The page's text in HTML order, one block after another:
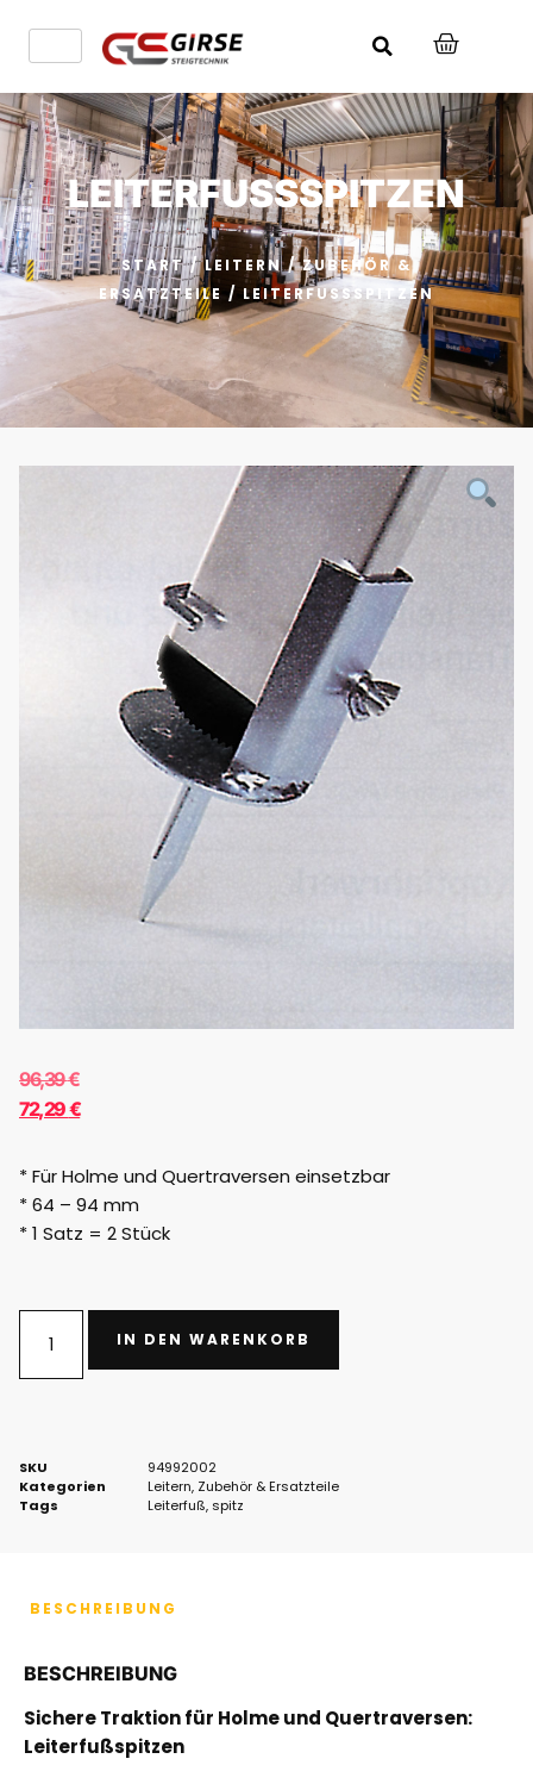
LEITERFUSSSPITZEN
START/LEITERN/ZUBEHÖR &
ERSATZTEILE / LEITERFUSSSPITZEN
96,39€
72,29€
* Für Holme und Quertraversen einsetzbar
* 64 – 94 mm
* 1 Satz = 2 Stück
IN DEN WARENKORB
SKU
94992002
Kategorien
Leitern, Zubehör & Ersatzteile
Tags
Leiterfuß, spitz
BESCHREIBUNG
BESCHREIBUNG
Sichere Traktion für Holme und Quertraversen:
Leiterfußspitzen